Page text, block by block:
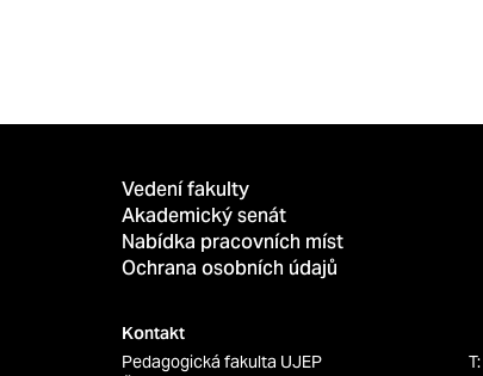
Vedení fakulty
Akademický senát
Nabídka pracovních míst
Ochrana osobních údajů
Kontakt
Pedagogická fakulta UJEP
T: